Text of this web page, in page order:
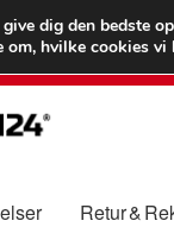
fra 55
Retur &
dig den bedste
om, hvilke cookies